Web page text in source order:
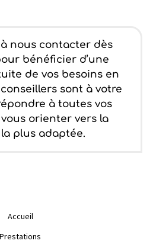
à nous contacter dès
bénéficier d’une
de vos besoins en
sont à votre
à toutes vos
orienter vers la
plus adaptée.
Accueil
Prestations